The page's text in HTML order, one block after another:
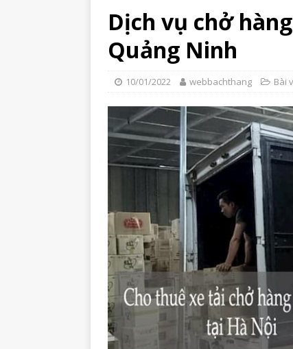
Dịch vụ chở
Quảng Ninh
10/01/2022 webbachthang Bài